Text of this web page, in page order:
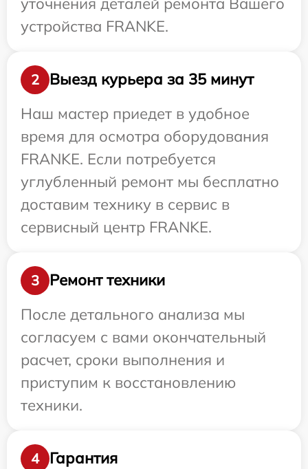
устройства FRANKE.
2
Выезд курьера за 35 минут
Наш мастер приедет в удобное
время для осмотра оборудования
FRANKE. Если потребуется
углубленный ремонт мы бесплатно
доставим технику в сервис в
сервисный центр FRANKE.
3
Ремонт техники
После детального анализа мы
согласуем с вами окончательный
расчет, сроки выполнения и
приступим к восстановлению
техники.
4
Гарантия